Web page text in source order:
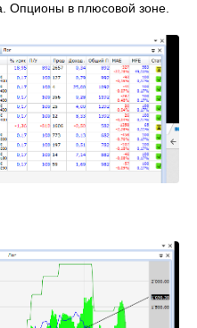
Опционы в плюсовой зоне.